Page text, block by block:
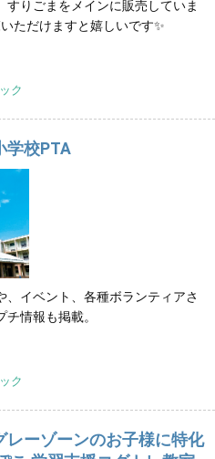
すりごまをメインに販売していま
ただけますと嬉しいです✨
ク
学校PTA
、イベント、各種ボランティアさ
情報も掲載。
ク
レーゾーンのお子様に特化